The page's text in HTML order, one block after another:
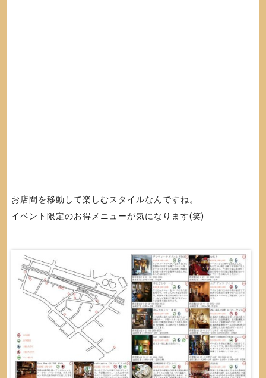
お店間を移動して楽しむスタイルなんですね。
イベント限定のお得メニューが気になります(笑)